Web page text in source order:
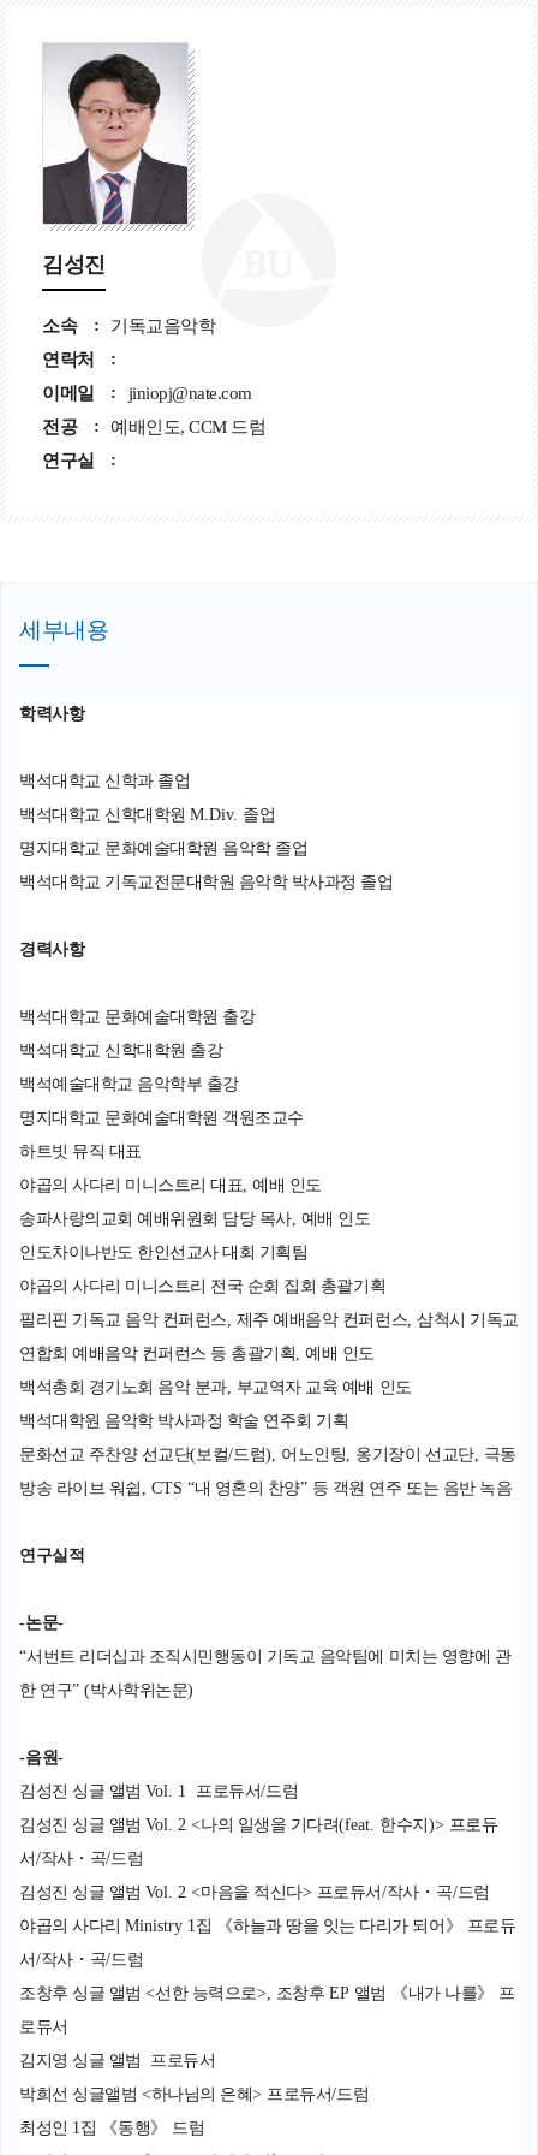
김성진
소속
기독교음악학
연락처
이메일
jiniopj@nate.com
전공
예배인도, CCM 드럼
연구실
세부내용
학력사항
백석대학교 신학과 졸업
백석대학교 신학대학원M.Div. 졸업
명지대학교 문화예술대학원 음악학 졸업
백석대학교 기독교전문대학원 음악학 박사과정 졸업
경력사항
백석대학교 문화예술대학원 출강
백석대학교 신학대학원 출강
백석예술대학교 음악학부 출강
명지대학교 문화예술대학원 객원조교수
하트빗 뮤직 대표
야곱의 사다리 미니스트리 대표,예배 인도
송파사랑의교회 예배위원회 담당 목사, 예배 인도
인도차이나반도 한인선교사 대회 기획팀
야곱의 사다리 미니스트리 전국 순회 집회 총괄기획
필리핀 기독교 음악 컨퍼런스, 제주 예배음악 컨퍼런스,삼척시 기독교
연합회 예배음악 컨퍼런스 등 총괄기획,예배 인도
백석총회 경기노회 음악 분과, 부교역자 교육 예배 인도
백석대학원 음악학 박사과정 학술 연주회 기획
문화선교 주찬양 선교단(보컬/드럼), 어노인팅, 옹기장이 선교단, 극동
방송 라이브 워쉽 , CTS “내 영혼의 찬양” 등 객원 연주 또는 음반 녹음
연구실적
-논문-
“서번트 리더십과 조직시민행동이 기독교 음악팀에 미치는 영향에 관
한 연구” (박사학위논문)
-음원-
김성진 싱글 앨범Vol. 1 프로듀서/드럼
김성진 싱글 앨범Vol. 2 <나의 일생을 기다려(feat. 한수지 )> 프로듀
서 /작사・ 곡/드럼
김성진 싱글 앨범Vol. 2 <마음을 적신다> 프로듀서 /작사・ 곡/드럼
야곱의 사다리Ministry 1집 《하늘과 땅을 잇는 다리가 되어 》 프로듀
서 /작사・ 곡/드럼
조창후 싱글 앨범<선한 능력으로>, 조창후 EP 앨범 《내가 나를》 프
로듀서
김지영 싱글 앨범
프로듀서
박희선 싱글앨범 <하나님의 은혜> 프로듀서/드럼
최성인 1집 《동행》 드럼